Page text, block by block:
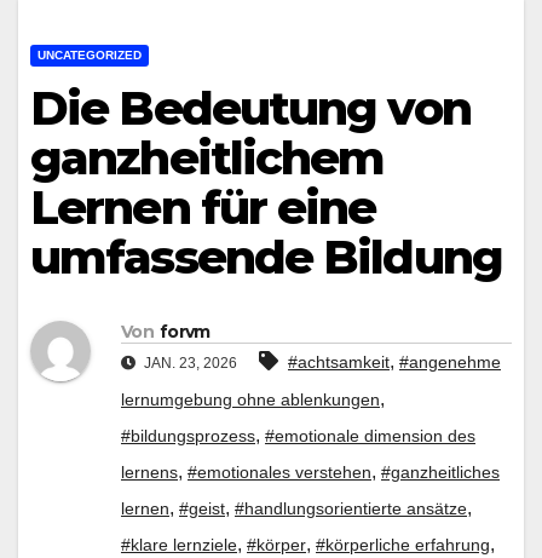
UNCATEGORIZED
Die Bedeutung von
ganzheitlichem
Lernen für eine
umfassende Bildung
Von forvm
JAN. 23, 2026 #achtsamkeit, #angenehme
lernumgebung ohne ablenkungen,
#bildungsprozess, #emotionale dimension des
lernens, #emotionales verstehen, #ganzheitliches
lernen, #geist, #handlungsorientierte ansätze,
#klare lernziele, #körper, #körperliche erfahrung,